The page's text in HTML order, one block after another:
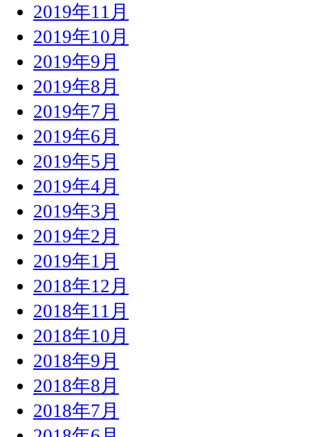
2019年11月
2019年10月
2019年9月
2019年8月
2019年7月
2019年6月
2019年5月
2019年4月
2019年3月
2019年2月
2019年1月
2018年12月
2018年11月
2018年10月
2018年9月
2018年8月
2018年7月